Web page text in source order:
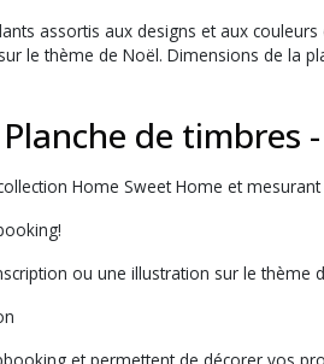
assortis aux designs et aux
le thème de Noël. Dimensions de la
de timbres
Home Sweet Home et
ou une illustration sur le thème